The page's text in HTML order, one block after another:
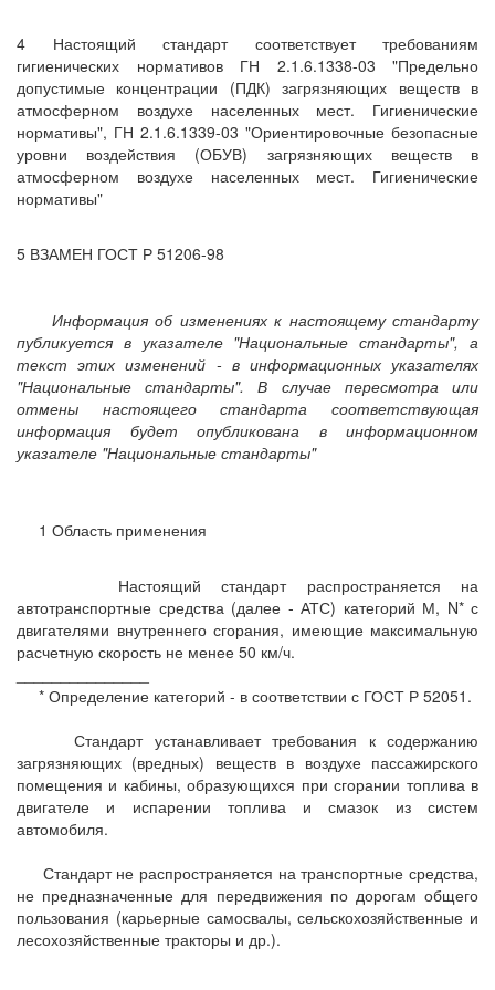
4 Настоящий стандарт соответствует требованиям
гигиенических нормативов ГН 2.1.6.1338-03 "Предельно
допустимые концентрации (ПДК) загрязняющих веществ в
атмосферном воздухе населенных мест. Гигиенические
нормативы", ГН 2.1.6.1339-03 "Ориентировочные безопасные
уровни воздействия (ОБУВ) загрязняющих веществ в
атмосферном воздухе населенных мест. Гигиенические
нормативы"
5 ВЗАМЕН ГОСТ Р 51206-98
Информация об изменениях к настоящему стандарту
публикуется в указателе "Национальные стандарты", а
текст этих изменений - в информационных указателях
"Национальные стандарты". В случае пересмотра или
отмены настоящего стандарта соответствующая
информация будет опубликована в информационном
указателе "Национальные стандарты"
1 Область применения
Настоящий стандарт распространяется на
автотранспортные средства (далее - АТС) категорий М, N* с
двигателями внутреннего сгорания, имеющие максимальную
расчетную скорость не менее 50 км/ч.
* Определение категорий - в соответствии с ГОСТ Р 52051.
Стандарт устанавливает требования к содержанию
загрязняющих (вредных) веществ в воздухе пассажирского
помещения и кабины, образующихся при сгорании топлива в
двигателе и испарении топлива и смазок из систем
автомобиля.
Стандарт не распространяется на транспортные средства,
не предназначенные для передвижения по дорогам общего
пользования (карьерные самосвалы, сельскохозяйственные и
лесохозяйственные тракторы и др.).